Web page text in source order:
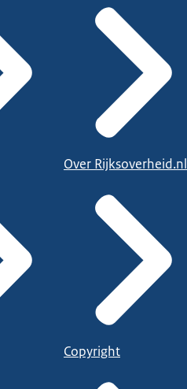
Over Rijksoverheid.nl
Copyright